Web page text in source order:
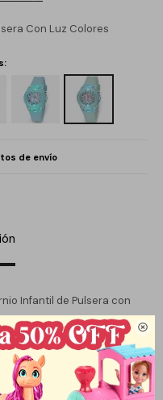

Con Luz Colores
de envío
Infantil de Pulsera con
imaginación de los más
para niños que
en un accesorio